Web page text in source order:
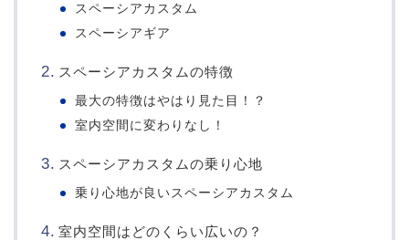
スペーシアカスタム
スペーシアギア
スペーシアカスタムの特徴
最大の特徴はやはり見た目！？
室内空間に変わりなし！
スペーシアカスタムの乗り心地
乗り心地が良いスペーシアカスタム
室内空間はどのくらい広いの？